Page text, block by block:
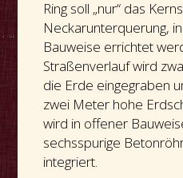
Ring soll „nur“ das
Neckarunterquerung,
Bauweise errichtet
Straßenverlauf wird
die Erde eingegraben
zwei Meter hohe
wird in offener
sechsspurige
integriert.